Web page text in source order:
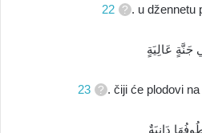
22 . u džennetu
جَنَّةٍ عَالِيَةٍ
23 . čiji će plodovi
دَانِيَةٌ